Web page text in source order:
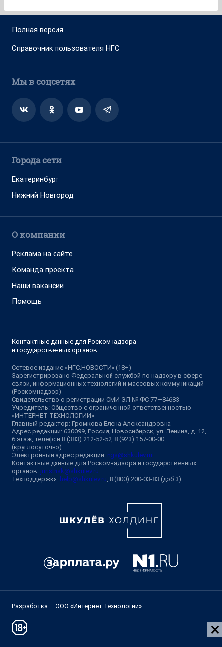
Полная версия
Справочник пользователя НГС
Мы в соцсетях
Города сети
Екатеринбург
Нижний Новгород
О компании
Реклама на сайте
Команда проекта
Наши вакансии
Помощь
Контактные данные для Роскомнадзора
и государственных органов
Сетевое издание «НГС.НОВОСТИ» (18+)
Зарегистрировано Федеральной службой по надзору в сфере
связи, информационных технологий и массовых коммуникаций
(Роскомнадзор)
Свидетельство о регистрации СМИ ЭЛ № ФС 77—84683
Учредитель: Общество с ограниченной ответственностью
«ИНТЕРНЕТ ТЕХНОЛОГИИ»
Главный редактор: Громкова Елена Александровна
Адрес редакции: 630099, Россия, Новосибирск, ул. Ленина, д. 12,
6 этаж, телефон 8 (383) 212-52-52, 8 (923) 157-00-00
(круглосуточно)
Электронный адрес редакции: ngs@shkulev.ru
Контактные данные для Роскомнадзора и государственных
органов: juristnsk@shkulev.ru
Техподдержка: help@shkulev.ru , 8 (800) 200-03-83 (доб.3)
Разработка — ООО «Интернет Технологии»